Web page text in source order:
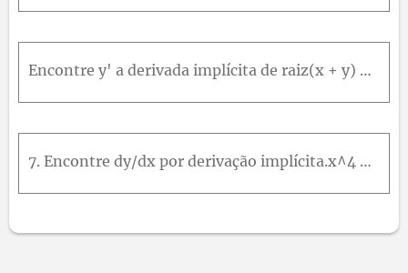
Encontre y' a derivada implícita de raiz(x + y) = x^4 + y^4
7. Encontre dy/dx por derivação implícita.x^4 + x^2 + y^2 - y^3 = 5